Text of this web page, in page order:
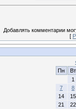
Добавлять комментарии
[
Пн
Вт
1
7
8
14
15
21
22